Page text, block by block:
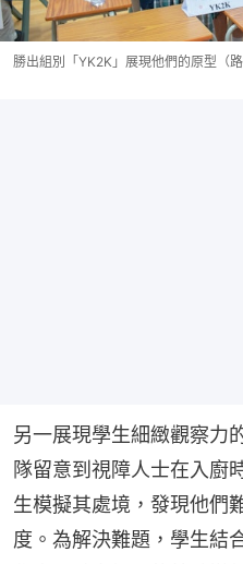
勝出組別「YK2K」展現他們的原型（
另一展現學生細緻觀察力
隊留意到視障人士在入廚
生模擬其處境，發現他們
度。為解決難題，學生結